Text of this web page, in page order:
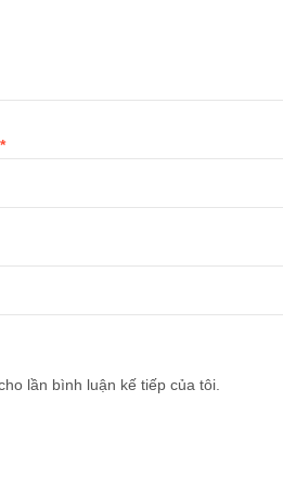
*
lần bình luận kế tiếp của tôi.